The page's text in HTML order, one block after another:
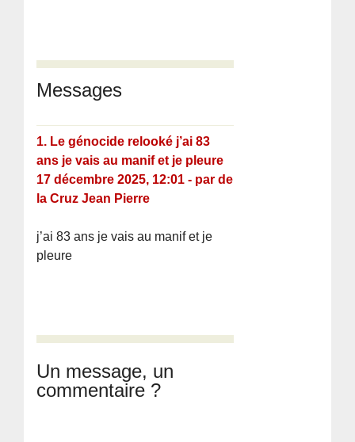
Messages
1. Le génocide relooké j’ai 83
ans je vais au manif et je pleure
17 décembre 2025, 12:01 - parde
la Cruz Jean Pierre
j’ai 83 ans je vais au manif et je
pleure
Un message, un
commentaire ?